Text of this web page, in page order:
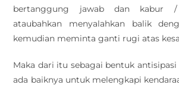
bertanggung jawab dan kabur
ataubahkan menyalahkan balik
kemudian meminta ganti rugi atas
Maka dari itu sebagai bentuk
ada baiknya untuk melengkapi